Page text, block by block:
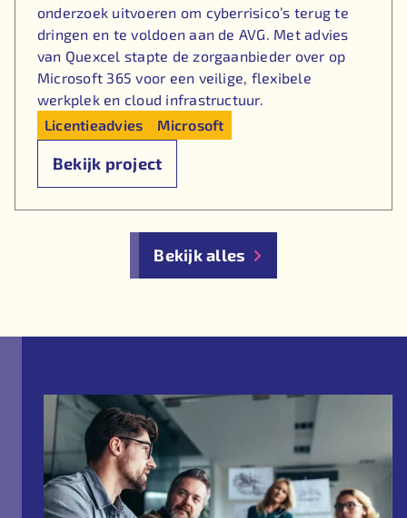
onderzoek uitvoeren om cyberrisico’s terug te
dringen en te voldoen aan de AVG. Met advies
van Quexcel stapte de zorgaanbieder over op
Microsoft 365 voor een veilige, flexibele
werkplek en cloud infrastructuur.
Licentieadvies
Microsoft
Bekijk project
Bekijk alles